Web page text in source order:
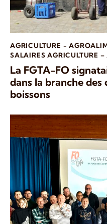
AGRICULTURE -
SALAIRES AGRICULTURE
La FGTA-FO
dans la branche
boissons